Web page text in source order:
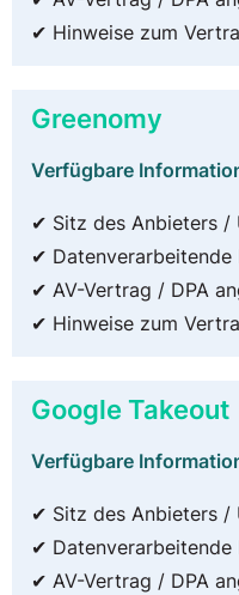
✔ Hinweise zum
Greenomy
Verfügbare
✔ Sitz des Anbieters /
✔ Datenverarbeitende
✔ AV-Vertrag / DPA
✔ Hinweise zum
Google Takeout
Verfügbare
✔ Sitz des Anbieters /
✔ Datenverarbeitende
✔ AV-Vertrag / DPA